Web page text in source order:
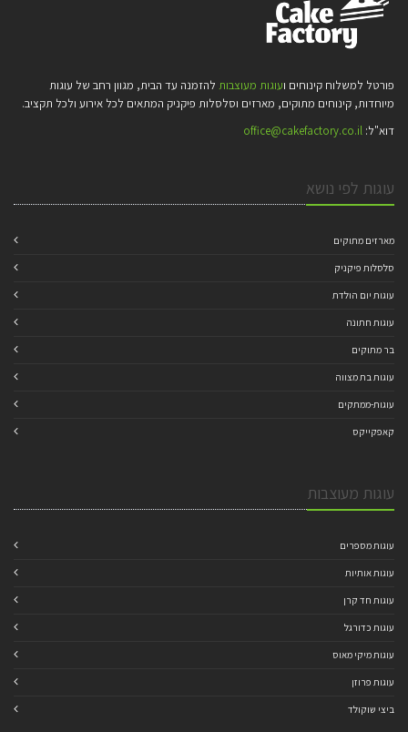
פורטל למשלוח קינוחים ועוגות מעוצבות להזמנה עד הבית, מגוון רחב של עוגות
מיוחדות, קינוחים מתוקים, מארזים וסלסלות פיקניק המתאים לכל אירוע ולכל תקציב.
דוא"ל: office@cakefactory.co.il
עוגות לפי נושא
מארזים מתוקים
סלסלות פיקניק
עוגות יום הולדת
עוגות חתונה
בר מתוקים
עוגות בת מצווה
עוגות-ממתקים
קאפקייקס
עוגות מעוצבות
עוגות מספרים
עוגות אותיות
עוגות חד קרן
עוגות כדורגל
עוגות מיקי מאוס
עוגות פרוזן
ביצי שוקולד